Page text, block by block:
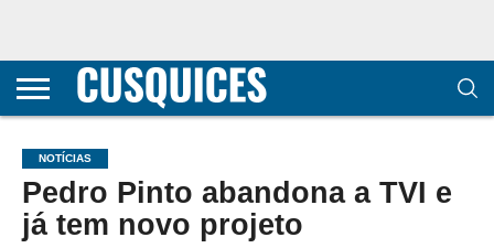
CONTACTOS
HOME
POLÍTICA DE
E COOKIES
SOBRE
TERMOS E
TRANSPARÊNCIA
METODOLOGIA
NOTÍCIAS
Pedro Pinto abandona a TVI e
já tem novo projeto